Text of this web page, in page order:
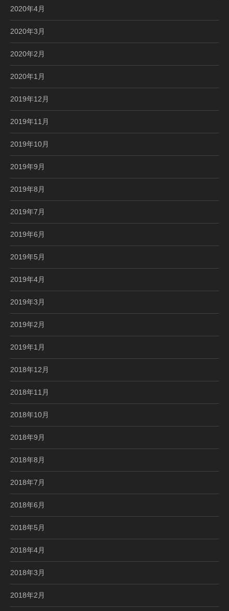
2020年4月
2020年3月
2020年2月
2020年1月
2019年12月
2019年11月
2019年10月
2019年9月
2019年8月
2019年7月
2019年6月
2019年5月
2019年4月
2019年3月
2019年2月
2019年1月
2018年12月
2018年11月
2018年10月
2018年9月
2018年8月
2018年7月
2018年6月
2018年5月
2018年4月
2018年3月
2018年2月